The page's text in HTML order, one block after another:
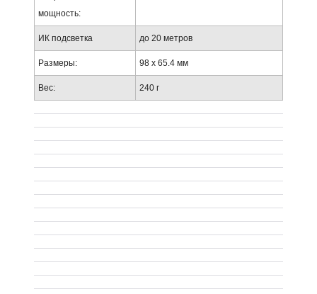
мощность:
ИК подсветка до 20 метров
Размеры: 98 х 65.4 мм
Вес: 240 г